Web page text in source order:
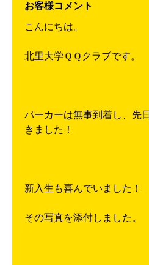
お客様コメント
こんにちは。
北里大学ＱＱクラブです。
パーカーは無事到着し、先
きました！
新入生も喜んでいました！
その写真を添付しました。